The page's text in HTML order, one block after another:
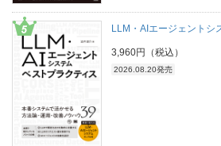
LLM・AIエージェントシ
3,960円（税込）
2026.08.20発売